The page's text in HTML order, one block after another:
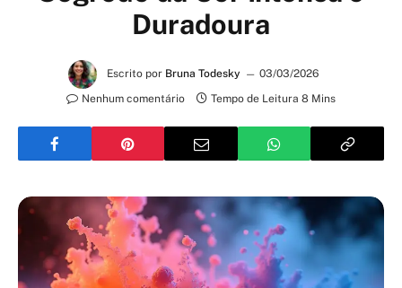
Duradoura
Escrito por Bruna Todesky
03/03/2026
Nenhum comentário
Tempo de Leitura 8 Mins